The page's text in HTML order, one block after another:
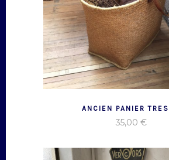
ANCIEN PANIER
35,00 €